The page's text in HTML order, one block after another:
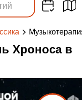
Хроноса в